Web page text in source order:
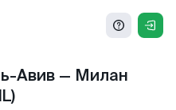
Авив — Милан